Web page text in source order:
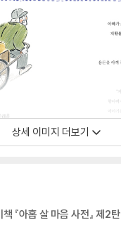
상세 이미지 더보기
『아홉 살 마음 사전』 제2탄